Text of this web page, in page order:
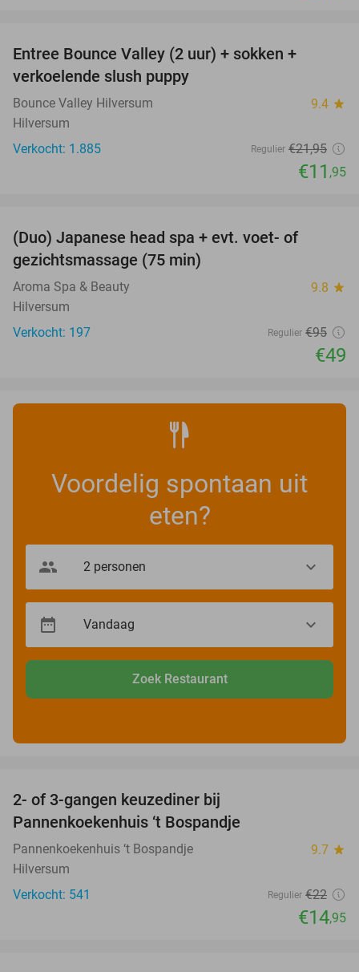
Entree Bounce Valley (2 uur) + sokken +
verkoelende slush puppy
Bounce Valley Hilversum 9.4 star
Hilversum
Verkocht: 1.885
Regulier €21,95
€11 ,95
(Duo) Japanese head spa + evt. voet- of
gezichtsmassage (75 min)
Aroma Spa & Beauty 9.8 star
Hilversum
Verkocht: 197
Regulier €95
€49
Voordelig spontaan uit
eten?
Zoek Restaurant
2- of 3-gangen keuzediner bij
Pannenkoekenhuis ‘t Bospandje
Pannenkoekenhuis ‘t Bospandje 9.7 star
Hilversum
Verkocht: 541
Regulier €22
€14,95